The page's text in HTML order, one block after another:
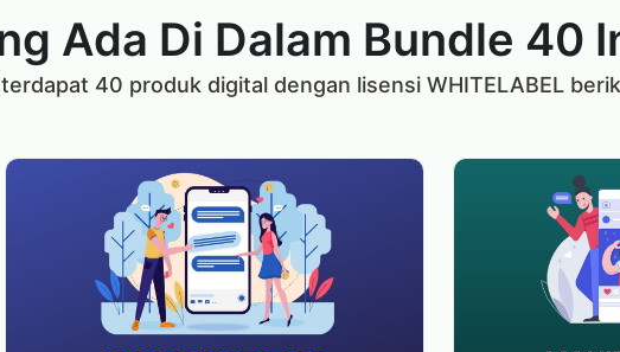
Ada Di Dalam Bundle 40
40 produk digital dengan lisensi WHITELABEL